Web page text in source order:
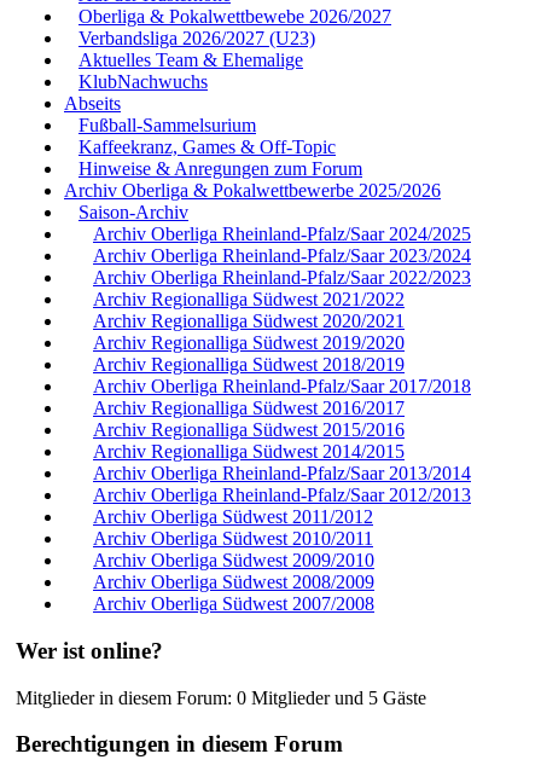
Oberliga & Pokalwettbewebe 2026/2027
Verbandsliga 2026/2027 (U23)
Aktuelles Team & Ehemalige
KlubNachwuchs
Abseits
Fußball-Sammelsurium
Kaffeekranz, Games & Off-Topic
Hinweise & Anregungen zum Forum
Archiv Oberliga & Pokalwettbewerbe 2025/2026
Saison-Archiv
Archiv Oberliga Rheinland-Pfalz/Saar 2024/2025
Archiv Oberliga Rheinland-Pfalz/Saar 2023/2024
Archiv Oberliga Rheinland-Pfalz/Saar 2022/2023
Archiv Regionalliga Südwest 2021/2022
Archiv Regionalliga Südwest 2020/2021
Archiv Regionalliga Südwest 2019/2020
Archiv Regionalliga Südwest 2018/2019
Archiv Oberliga Rheinland-Pfalz/Saar 2017/2018
Archiv Regionalliga Südwest 2016/2017
Archiv Regionalliga Südwest 2015/2016
Archiv Regionalliga Südwest 2014/2015
Archiv Oberliga Rheinland-Pfalz/Saar 2013/2014
Archiv Oberliga Rheinland-Pfalz/Saar 2012/2013
Archiv Oberliga Südwest 2011/2012
Archiv Oberliga Südwest 2010/2011
Archiv Oberliga Südwest 2009/2010
Archiv Oberliga Südwest 2008/2009
Archiv Oberliga Südwest 2007/2008
Wer ist online?
Mitglieder in diesem Forum: 0 Mitglieder und 5 Gäste
Berechtigungen in diesem Forum